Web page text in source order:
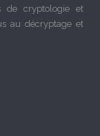
de cryptologie et
au décryptage et